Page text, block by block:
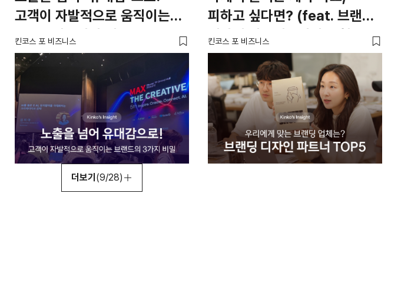
고객이 자발적으로 움직이는
브랜드의 3가지 비밀
킨코스 포 비즈니스
피하고 싶다면? (feat. 브랜딩
디자인 파트너 5가지 유형
총정리)
킨코스 포 비즈니스
더보기 (9/28)